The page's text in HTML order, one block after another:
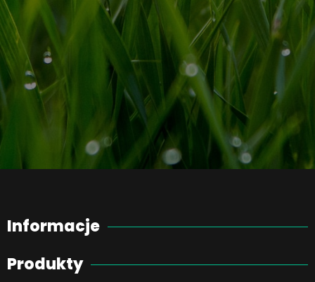
Informacje
Produkty